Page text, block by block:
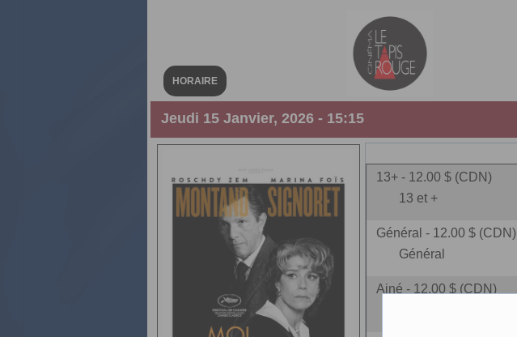
HORAIRE
Jeudi 15 Janvier, 2026 - 15:15
13+ - 12.00 $ (CDN)
13 et +
Général - 12.00 $ (CDN)
Général
Ainé - 12.00 $ (CDN)